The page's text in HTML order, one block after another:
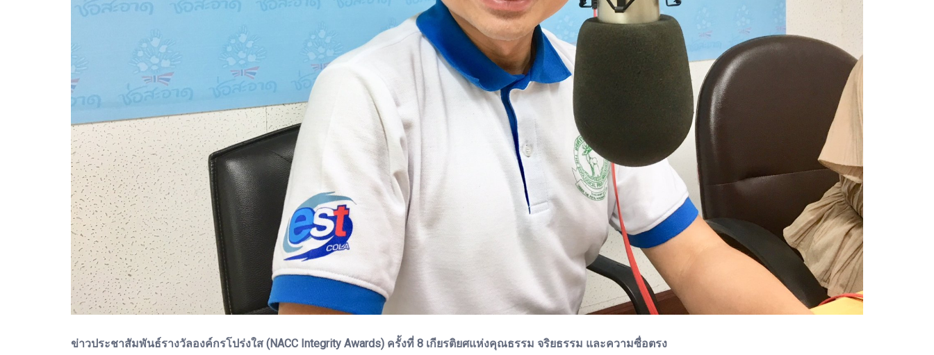
ข่าวประชาสัมพันธ์รางวัลองค์กรโปร่งใส (NACC Integrity Awards) ครั้งที่ 8 เกียรติยศแห่งคุณธรรม จริยธรรม และความซื่อตรง